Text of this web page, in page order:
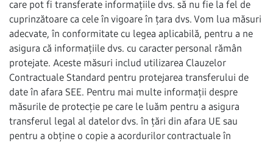
care pot fi transferate informațiile dvs. să nu fie la fel de
cuprinzătoare ca cele în vigoare în țara dvs. Vom lua măsuri
adecvate, în conformitate cu legea aplicabilă, pentru a ne
asigura că informațiile dvs. cu caracter personal rămân
protejate. Aceste măsuri includ utilizarea Clauzelor
Contractuale Standard pentru protejarea transferului de
date în afara SEE. Pentru mai multe informații despre
măsurile de protecție pe care le luăm pentru a asigura
transferul legal al datelor dvs. în țări din afara UE sau
pentru a obține o copie a acordurilor contractuale în